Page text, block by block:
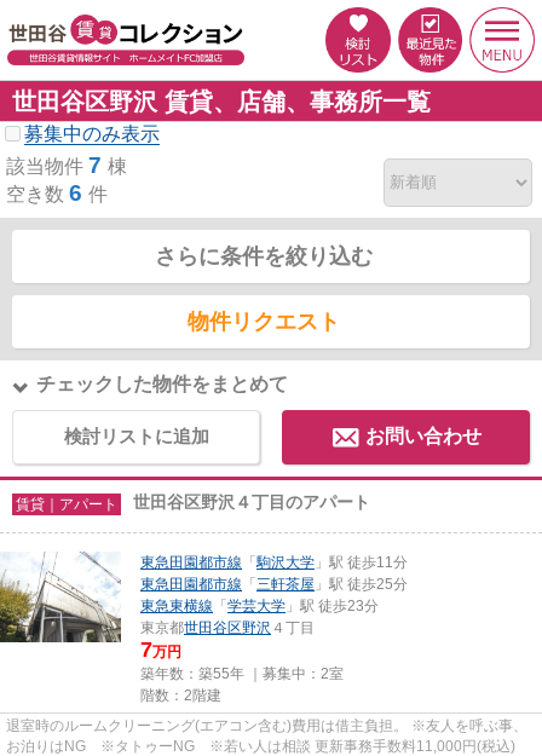
世田谷区野沢 賃貸、店舗、事務所一覧
募集中のみ表示
該当物件 7 棟
空き数 6 件
さらに条件を絞り込む
物件リクエスト
チェックした物件をまとめて
検討リストに追加 お問い合わせ
賃貸｜アパート 世田谷区野沢４丁目のアパート
東急田園都市線 「駒沢大学 」駅 徒歩11分
東急田園都市線 「三軒茶屋 」駅 徒歩25分
東急東横線 「学芸大学 」駅 徒歩23分
東京都世田谷区野沢 ４丁目
7万円
築年数：築55年 ｜募集中： 2室
階数：2階建
退室時のルームクリーニング(エアコン含む)費用は借主負担。 ※友人を呼ぶ事、
お泊りはNG ※タトゥーNG ※若い人は相談 更新事務手数料11,000円(税込)